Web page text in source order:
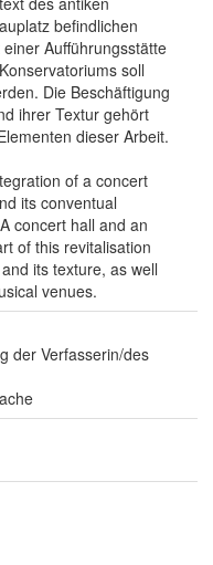
befindlichen
Aufführungsstätte
soll
Die Beschäftigung
ihrer Textur gehört
dieser Arbeit.
of a concert
its conventual
concert hall and an
of this revitalisation
its texture, as well
venues.
der Verfasserin/des